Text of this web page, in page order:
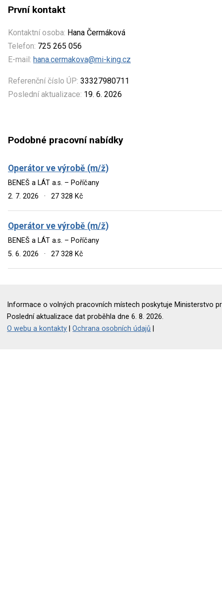
První kontakt
Kontaktní osoba: Hana Čermáková
Telefon: 725 265 056
E-mail: hana.cermakova@mi-king.cz
Referenční číslo ÚP: 33327980711
Poslední aktualizace: 19. 6. 2026
Podobné pracovní nabídky
Operátor ve výrobě (m/ž)
BENEŠ a LÁT a.s. – Poříčany
2. 7. 2026
· 27 328 Kč
Operátor ve výrobě (m/ž)
BENEŠ a LÁT a.s. – Poříčany
5. 6. 2026
· 27 328 Kč
Informace o volných pracovních místech poskytuje Ministerstvo
Poslední aktualizace dat proběhla dne 6. 8. 2026.
O webu a kontakty |Ochrana osobních údajů